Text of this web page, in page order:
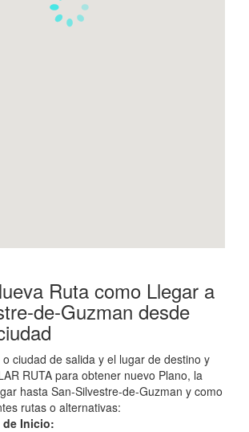
Ruta como Llegar a
de-Guzman desde
ciudad de salida y el lugar de destino y
RUTA para obtener nuevo Plano, la
hasta San-Silvestre-de-Guzman y como
rutas o alternativas:
de Inicio: